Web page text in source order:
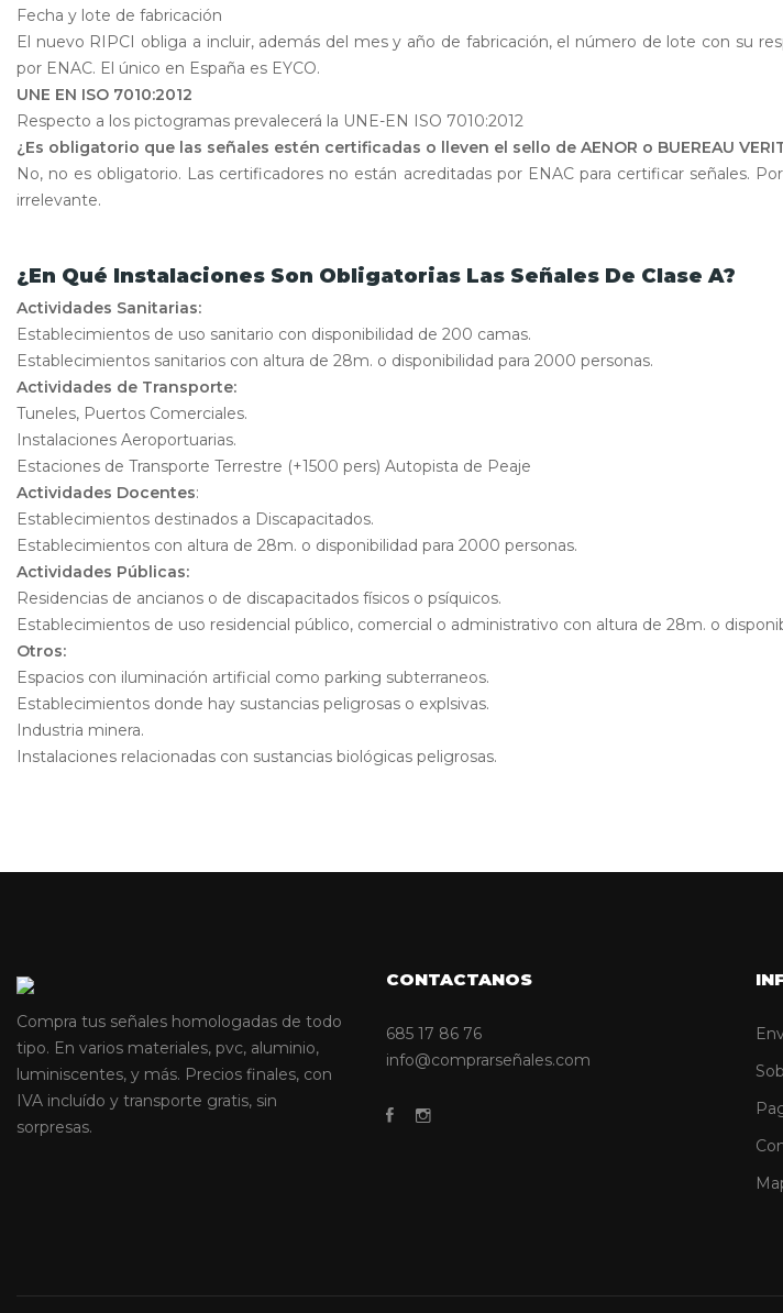
Fecha y lote de fabricación
El nuevo RIPCI obliga a incluir, además del mes y año de fabricación, el número de lote con su
por ENAC. El único en España es EYCO.
UNE EN ISO 7010:2012
Respecto a los pictogramas prevalecerá la UNE-EN ISO 7010:2012
¿Es obligatorio que las señales estén certificadas o lleven el sello de AENOR o BUEREAU
No, no es obligatorio. Las certificadores no están acreditadas por ENAC para certificar señales.
irrelevante.
¿En Qué Instalaciones Son Obligatorias Las Señales De Clase A?
Actividades Sanitarias:
Establecimientos de uso sanitario con disponibilidad de 200 camas.
Establecimientos sanitarios con altura de 28m. o disponibilidad para 2000 personas.
Actividades de Transporte:
Tuneles, Puertos Comerciales.
Instalaciones Aeroportuarias.
Estaciones de Transporte Terrestre (+1500 pers) Autopista de Peaje
Actividades Docentes:
Establecimientos destinados a Discapacitados.
Establecimientos con altura de 28m. o disponibilidad para 2000 personas.
Actividades Públicas:
Residencias de ancianos o de discapacitados físicos o psíquicos.
Establecimientos de uso residencial público, comercial o administrativo con altura de 28m. o
Otros:
Espacios con iluminación artificial como parking subterraneos.
Establecimientos donde hay sustancias peligrosas o explsivas.
Industria minera.
Instalaciones relacionadas con sustancias biológicas peligrosas.
Compra tus señales homologadas de todo
tipo. En varios materiales, pvc, aluminio,
luminiscentes, y más. Precios finales, con
IVA incluído y transporte gratis, sin
sorpresas.
CONTACTANOS
685 17 86 76
info@comprarseñales.com